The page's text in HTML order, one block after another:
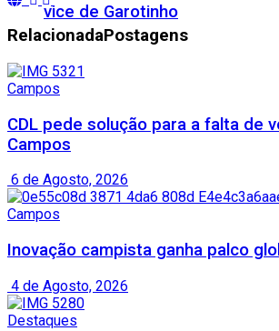
vice de Garotinho
RelacionadaPostagens
Campos
CDL pede solução para a falta de
Campos
6 de Agosto, 2026
Campos
Inovação campista ganha palco
4 de Agosto, 2026
Destaques